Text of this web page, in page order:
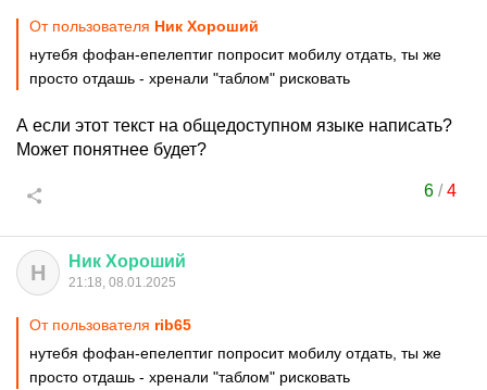
От пользователя Ник Хороший
нутебя фофан-епелептиг попросит мобилу отдать, ты же
просто отдашь - хренали "таблом" рисковать
А если этот текст на общедоступном языке написать?
Может понятнее будет?
6/4
Н Ник Хороший
21:18, 08.01.2025
От пользователя rib65
нутебя фофан-епелептиг попросит мобилу отдать, ты же
просто отдашь - хренали "таблом" рисковать